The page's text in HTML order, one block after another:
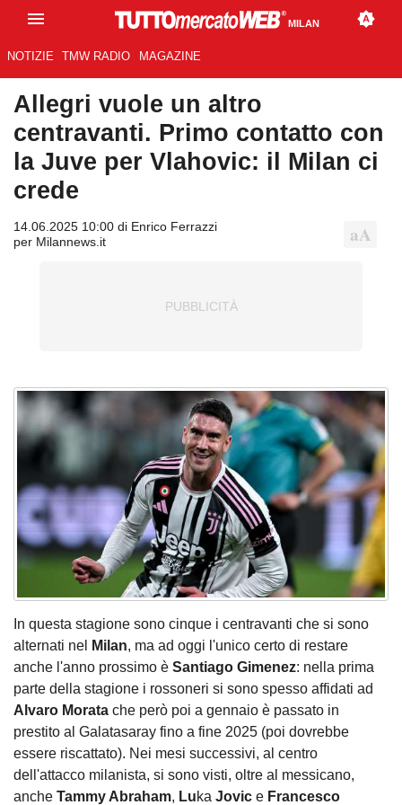
MILAN
NOTIZIE TMW RADIO MAGAZINE
Allegri vuole un altro
centravanti. Primo contatto con
la Juve per Vlahovic: il Milan ci
crede
14.06.2025 10:00 di Enrico Ferrazzi
per Milannews.it
In questa stagione sono cinque i centravanti che si sono
alternati nel
Milan, ma ad oggi l'unico certo di restare
anche l'anno prossimo è Santiago Gimenez: nella prima
parte della stagione i rossoneri si sono spesso affidati ad
Alvaro Morata che però poi a gennaio è passato in
prestito al Galatasaray fino a fine 2025 (poi dovrebbe
essere riscattato). Nei mesi successivi, al centro
dell'attacco milanista, si sono visti, oltre al messicano,
anche Tammy Abraham, Luka Jovic e Francesco